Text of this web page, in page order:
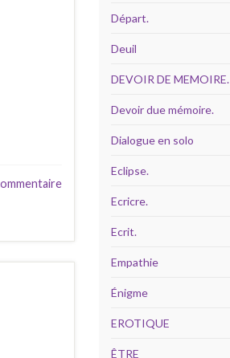
Départ.
Deuil
DEVOIR DE MEMOIRE.
Devoir due mémoire.
Dialogue en solo
Eclipse.
Ecricre.
Ecrit.
Empathie
Énigme
EROTIQUE
ÊTRE